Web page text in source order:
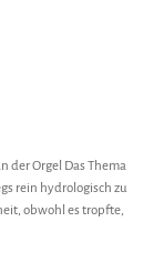
der Orgel Das Thema
rein hydrologisch zu
obwohl es tropfte,